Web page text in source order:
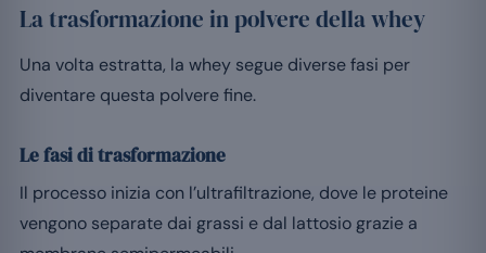
La trasformazione in polvere della whey
Una volta estratta, la whey segue diverse fasi per
diventare questa polvere fine.
Le fasi di trasformazione
Il processo inizia con l’ultrafiltrazione, dove le proteine
vengono separate dai grassi e dal lattosio grazie a